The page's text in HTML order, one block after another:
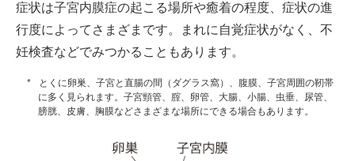
症状は子宮内膜症の起こる場所や癒着の程度、症状の進
行度によってさまざまです。まれに自覚症状がなく、不
妊検査などでみつかることもあります。
とくに卵巣、子宮と直腸の間（ダグラス窩）、腹膜、子宮周囲の靭帯
に多く見られます。子宮頸管、腟、卵管、大腸、小腸、虫垂、尿管、
膀胱、皮膚、胸膜などさまざまな場所にできる場合もあります。